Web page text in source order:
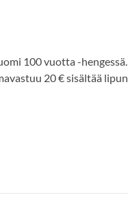
100 vuotta -
20 € sisältää